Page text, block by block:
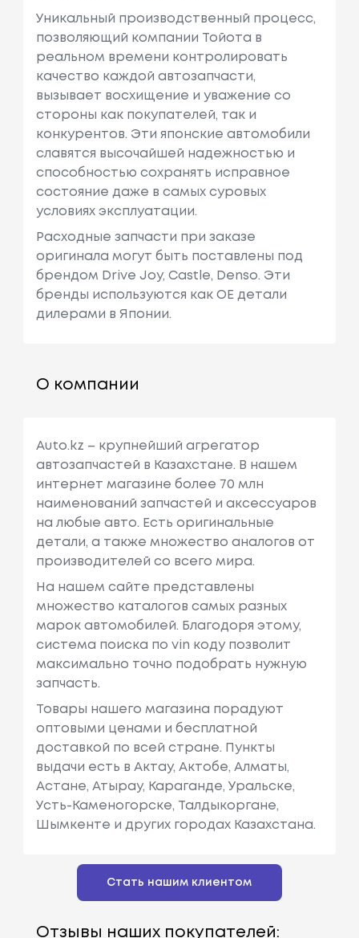
Уникальный производственный процесс,
позволяющий компании Тойота в
реальном времени контролировать
качество каждой автозапчасти,
вызывает восхищение и уважение со
стороны как покупателей, так и
конкурентов. Эти японские автомобили
славятся высочайшей надежностью и
способностью сохранять исправное
состояние даже в самых суровых
условиях эксплуатации.
Расходные запчасти при заказе
оригинала могут быть поставлены под
брендом Drive Joy, Castle, Denso. Эти
бренды используются как ОЕ детали
дилерами в Японии.
О компании
Auto.kz – крупнейший агрегатор
автозапчастей в Казахстане. В нашем
интернет магазине более 70 млн
наименований запчастей и аксессуаров
на любые авто. Есть оригинальные
детали, а также множество аналогов от
производителей со всего мира.
На нашем сайте представлены
множество каталогов самых разных
марок автомобилей. Благодоря этому,
система поиска по vin коду позволит
максимально точно подобрать нужную
запчасть.
Товары нашего магазина порадуют
оптовыми ценами и бесплатной
доставкой по всей стране. Пункты
выдачи есть в Актау, Актобе, Алматы,
Астане, Атырау, Караганде, Уральске,
Усть-Каменогорске, Талдыкоргане,
Шымкенте и других городах Казахстана.
Стать нашим клиентом
Отзывы наших покупателей: